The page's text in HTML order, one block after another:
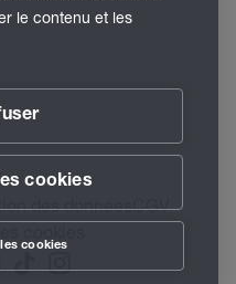
des donnéesCGV
le contenu et les
cookies
cookies